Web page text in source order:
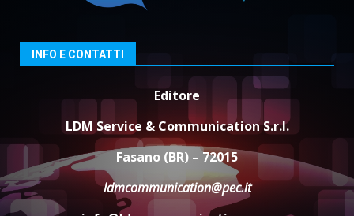
6 Agosto 2026 14:16
Grazia Neglia, coordinatrice
cittadina di Fratelli d’Italia,
pronta a tornare in Consiglio
comunale
6 Agosto 2026 08:00
Cura dei beni comuni e
cittadinanza attiva: online
l’avviso per la gestione
condivisa della Villetta di
Laureto
INFO E CONTATTI
Editore
LDM Service & Communication S.r.l.
Fasano (BR) – 72015
ldmcommunication@pec.it